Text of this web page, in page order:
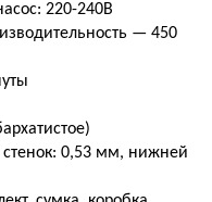
220-240В
— 450
0,53 мм, нижней